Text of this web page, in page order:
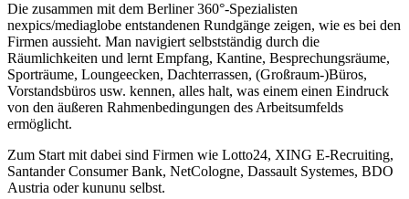
Die zusammen mit dem Berliner 360°-Spezialisten
nexpics/mediaglobe entstandenen Rundgänge zeigen, wie es bei den
Firmen aussieht. Man navigiert selbstständig durch die
Räumlichkeiten und lernt Empfang, Kantine, Besprechungsräume,
Sporträume, Loungeecken, Dachterrassen, (Großraum-)Büros,
Vorstandsbüros usw. kennen, alles halt, was einem einen Eindruck
von den äußeren Rahmenbedingungen des Arbeitsumfelds
ermöglicht.
Zum Start mit dabei sind Firmen wie Lotto24, XING E-Recruiting,
Santander Consumer Bank, NetCologne, Dassault Systemes, BDO
Austria oder kununu selbst.